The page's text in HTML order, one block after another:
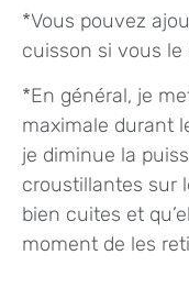
*Vous pouvez
cuisson si vous le
*En général, je
maximale durant
je diminue la
croustillantes sur
bien cuites et
moment de les